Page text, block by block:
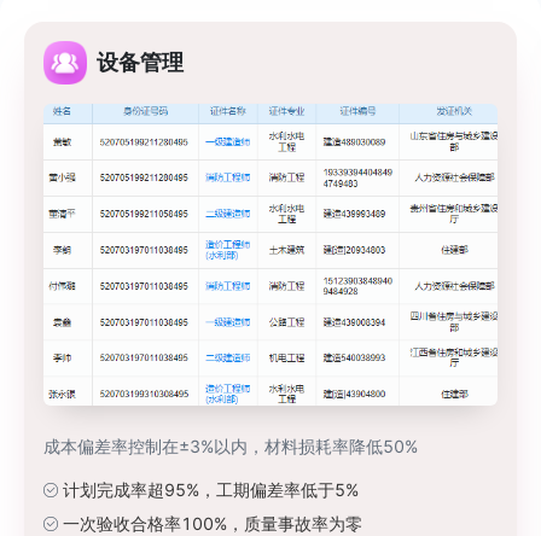
成本偏差率控制在±3%以内，材料损耗率降低50%
计划完成率超95%，工期偏差率低于5%
一次验收合格率100%，质量事故率为零
设备管理